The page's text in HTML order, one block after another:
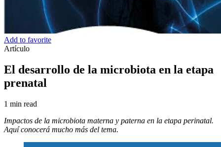
Add to favorite
Artículo
El desarrollo de la microbiota en la etapa
prenatal
1 min read
Impactos de la microbiota materna y paterna en la etapa perinatal.
Aquí conocerá mucho más del tema.